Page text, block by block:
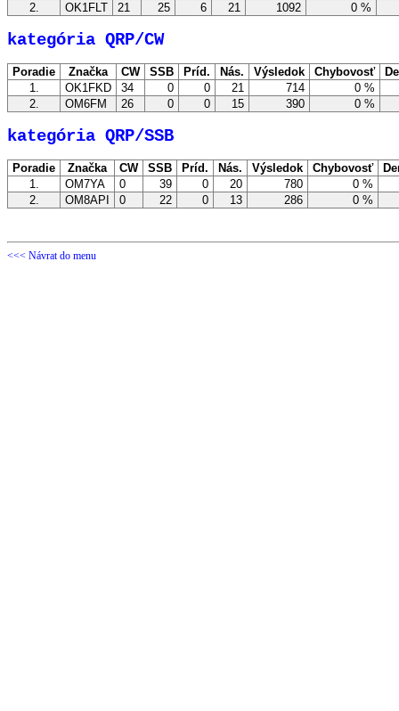
2.
OK1FLT 21 25 6 21 1092 0 %
kategória QRP/CW
Poradie Značka CW SSB Príd. Nás. Výsledok Chybovosť
1.
OK1FKD 34 0 0 21 714
0 %
2.
OM6FM 26 0 0 15 390 0 %
kategória QRP/SSB
Poradie Značka CW SSB Príd. Nás. Výsledok Chybovosť
1.
OM7YA 0 39 0 20 780
0 %
2.
OM8API 0 22 0 13 286 0 %
<<< Návrat do menu